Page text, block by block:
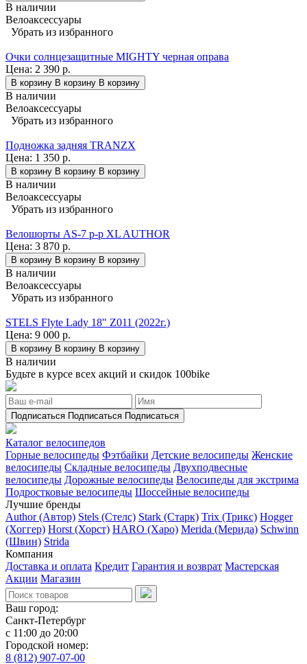
В наличии
Велоаксессуары
Убрать из избранного
Очки солнцезащитные MIGHTY черная оправа
Цена: 2 390 р.
В корзину В корзину В корзину
В наличии
Велоаксессуары
Убрать из избранного
Подножка задняя TRANZX
Цена: 1 350 р.
В корзину В корзину В корзину
В наличии
Велоаксессуары
Убрать из избранного
Велошорты AS-7 р-р XL AUTHOR
Цена: 3 870 р.
В корзину В корзину В корзину
В наличии
Велоаксессуары
Убрать из избранного
STELS Flyte Lady 18" Z011 (2022г.)
Цена: 9 000 р.
В корзину В корзину В корзину
В наличии
Будьте в курсе всех акций и скидок 100bike
Подписаться Подписаться Подписаться
Каталог велосипедов
Горные велосипеды Фэтбайки Детские велосипеды Женские
велосипеды Складные велосипеды Двухподвесные
велосипеды Дорожные велосипеды Велосипеды для экстрима
Подростковые велосипеды Шоссейные велосипеды
Лучшие бренды
Author (Автор) Stels (Стелс) Stark (Старк) Trix (Трикс) Hogger
(Хоггер) Horst (Хорст) HARO (Харо) Merida (Мерида) Schwinn
(Швин) Strida
Компания
Доставка и оплата Кредит Гарантия и возврат Мастерская
Акции Магазин
Ваш город:
Санкт-Петербург
с 11:00 до 20:00
Городской номер:
8 (812) 907-07-00